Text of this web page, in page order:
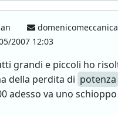
2007 12:03
grandi e piccoli ho
della perdita di potenza
adesso va uno schioppo